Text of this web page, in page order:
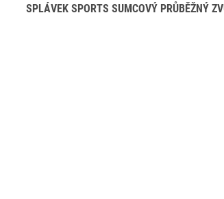
SPLÁVEK SPORTS SUMCOVÝ PRŮBĚŽNÝ